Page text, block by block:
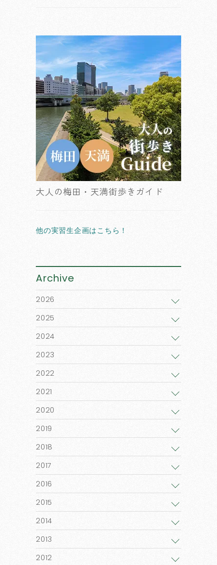
大人の梅田・天満街歩きガイド
他の実習生企画はこちら！
Archive
2026
2025
2024
2023
2022
2021
2020
2019
2018
2017
2016
2015
2014
2013
2012